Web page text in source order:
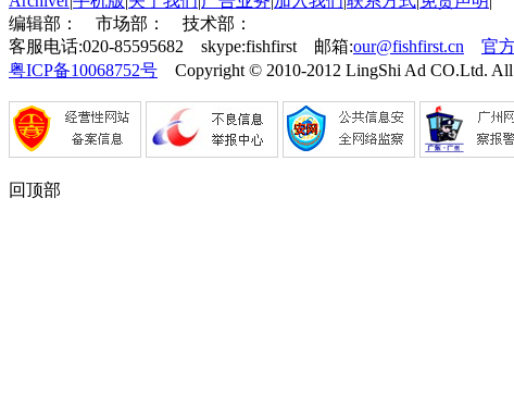
编辑部：
市场部：
技术部：
客服电话:020-85595682 skype:fishfirst 邮箱:our@fishfirst.cn
官
粤ICP备10068752号
Copyright © 2010-2012 LingShi Ad CO.Ltd. All
回顶部